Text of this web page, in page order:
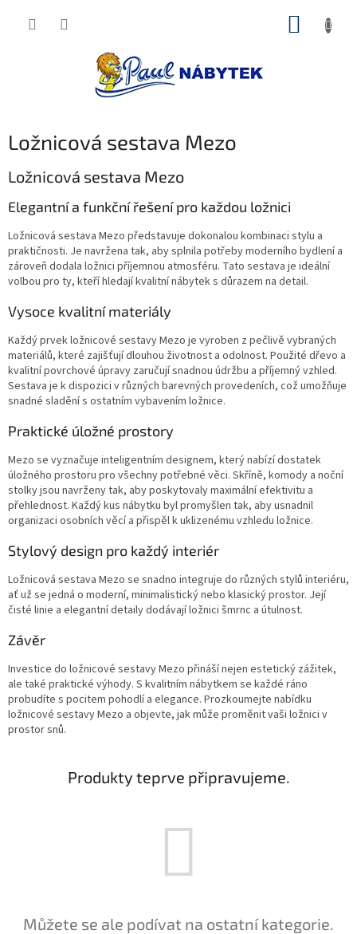
Ložnicová sestava Mezo
Ložnicová sestava Mezo
Elegantní a funkční řešení pro každou ložnici
Ložnicová sestava Mezo představuje dokonalou kombinaci stylu a
praktičnosti. Je navržena tak, aby splnila potřeby moderního bydlení a
zároveň dodala ložnici příjemnou atmosféru. Tato sestava je ideální
volbou pro ty, kteří hledají kvalitní nábytek s důrazem na detail.
Vysoce kvalitní materiály
Každý prvek ložnicové sestavy Mezo je vyroben z pečlivě vybraných
materiálů, které zajišťují dlouhou životnost a odolnost. Použité dřevo a
kvalitní povrchové úpravy zaručují snadnou údržbu a příjemný vzhled.
Sestava je k dispozici v různých barevných provedeních, což umožňuje
snadné sladění s ostatním vybavením ložnice.
Praktické úložné prostory
Mezo se vyznačuje inteligentním designem, který nabízí dostatek
úložného prostoru pro všechny potřebné věci. Skříně, komody a noční
stolky jsou navrženy tak, aby poskytovaly maximální efektivitu a
přehlednost. Každý kus nábytku byl promyšlen tak, aby usnadnil
organizaci osobních věcí a přispěl k uklizenému vzhledu ložnice.
Stylový design pro každý interiér
Ložnicová sestava Mezo se snadno integruje do různých stylů interiéru,
ať už se jedná o moderní, minimalistický nebo klasický prostor. Její
čisté linie a elegantní detaily dodávají ložnici šmrnc a útulnost.
Závěr
Investice do ložnicové sestavy Mezo přináší nejen estetický zážitek,
ale také praktické výhody. S kvalitním nábytkem se každé ráno
probudíte s pocitem pohodlí a elegance. Prozkoumejte nabídku
ložnicové sestavy Mezo a objevte, jak může proměnit vaši ložnici v
prostor snů.
Produkty teprve připravujeme.
Můžete se ale podívat na ostatní kategorie.